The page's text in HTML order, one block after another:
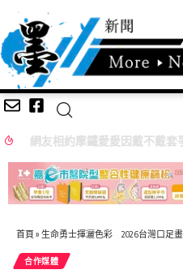
首頁 » 生命勇士揮灑色彩 2026台灣口足
合作媒體